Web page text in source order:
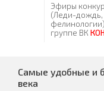
Самые удобные и
века